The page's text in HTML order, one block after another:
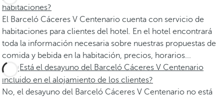
habitaciones?
El Barceló Cáceres V Centenario cuenta con servicio de
habitaciones para clientes del hotel. En el hotel encontrará
toda la información necesaria sobre nuestras propuestas de
comida y bebida en la habitación, precios, horarios...
¿Está el desayuno del Barceló Cáceres V Centenario
incluido en el alojamiento de los clientes?
No, el desayuno del Barceló Cáceres V Centenario no está